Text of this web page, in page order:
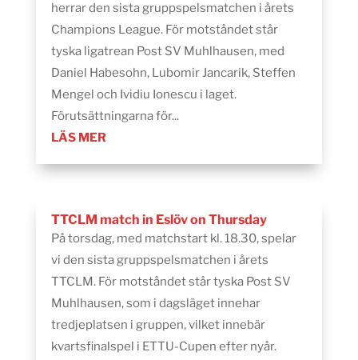
herrar den sista gruppspelsmatchen i årets
Champions League. För motståndet står
tyska ligatrean Post SV Muhlhausen, med
Daniel Habesohn, Lubomir Jancarik, Steffen
Mengel och Ividiu Ionescu i laget.
Förutsättningarna för...
LÄS MER
TTCLM match in Eslöv on Thursday
På torsdag, med matchstart kl. 18.30, spelar
vi den sista gruppspelsmatchen i årets
TTCLM. För motståndet står tyska Post SV
Muhlhausen, som i dagsläget innehar
tredjeplatsen i gruppen, vilket innebär
kvartsfinalspel i ETTU-Cupen efter nyår.